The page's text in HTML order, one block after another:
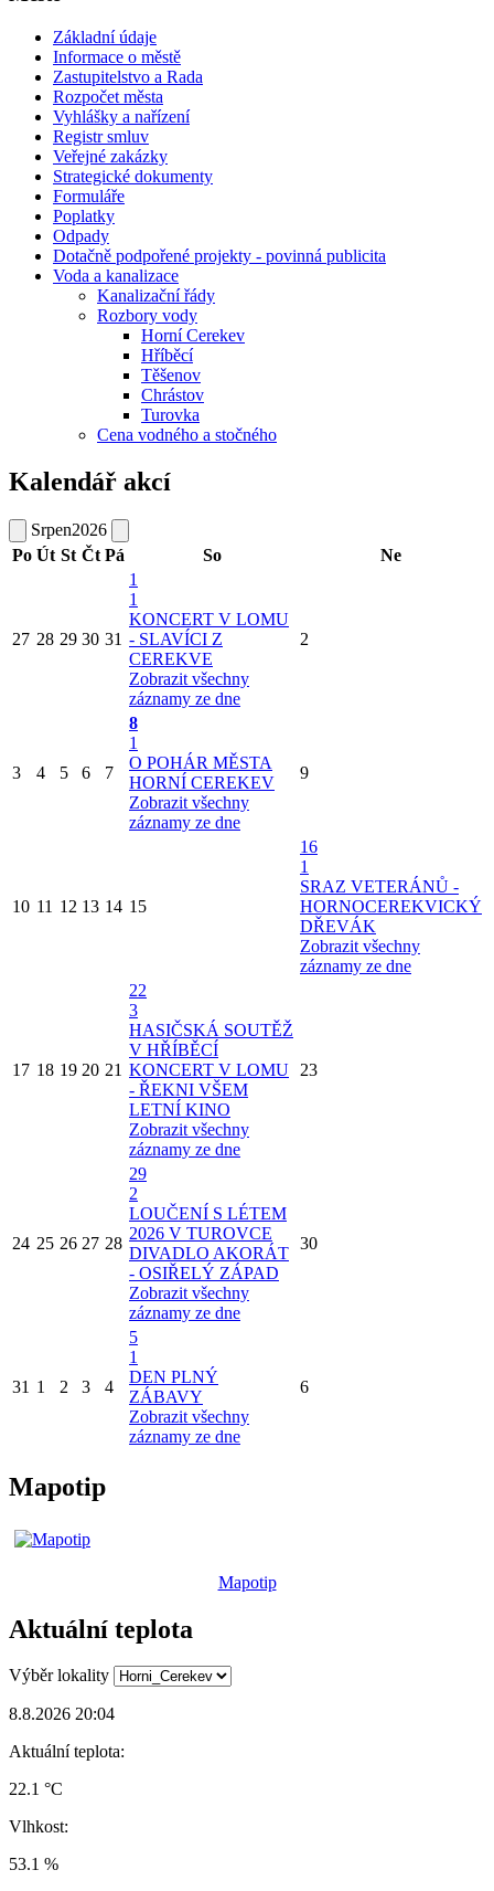
Základní údaje
Informace o městě
Zastupitelstvo a Rada
Rozpočet města
Vyhlášky a nařízení
Registr smluv
Veřejné zakázky
Strategické dokumenty
Formuláře
Poplatky
Odpady
Dotačně podpořené projekty - povinná publicita
Voda a kanalizace
Kanalizační řády
Rozbory vody
Horní Cerekev
Hříběcí
Těšenov
Chrástov
Turovka
Cena vodného a stočného
Kalendář akcí
Srpen2026
Po Út St Čt Pá So Ne
27 28 29 30 31
1
1
KONCERT V LOMU
- SLAVÍCI Z
CEREKVE
Zobrazit všechny
záznamy ze dne
2
3 4 5 6 7
8
1
O POHÁR MĚSTA
HORNÍ CEREKEV
Zobrazit všechny
záznamy ze dne
9
10 11 12 13 14 15
16
1
SRAZ VETERÁNŮ -
HORNOCEREKVICKÝ
DŘEVÁK
Zobrazit všechny
záznamy ze dne
17 18 19 20 21
22
3
HASIČSKÁ SOUTĚŽ
V HŘÍBĚCÍ
KONCERT V LOMU
- ŘEKNI VŠEM
LETNÍ KINO
Zobrazit všechny
záznamy ze dne
23
24 25 26 27 28
29
2
LOUČENÍ S LÉTEM
2026 V TUROVCE
DIVADLO AKORÁT
- OSIŘELÝ ZÁPAD
Zobrazit všechny
záznamy ze dne
30
31 1 2 3 4
5
1
DEN PLNÝ
ZÁBAVY
Zobrazit všechny
záznamy ze dne
6
Mapotip
Mapotip
Aktuální teplota
Výběr lokality
8.8.2026 20:04
Aktuální teplota:
22.1 °C
Vlhkost:
53.1 %